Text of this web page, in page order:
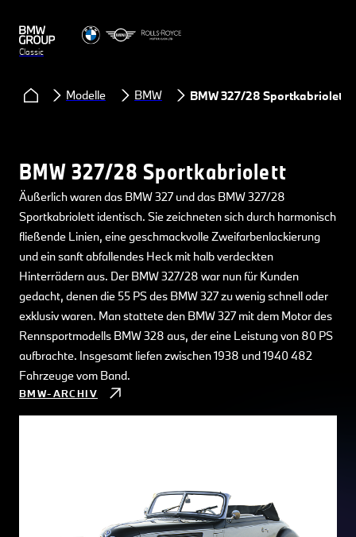
Classic
Modelle BMW BMW 327/28 Sportkabriolett
BMW 327/28 Sportkabriolett
Äußerlich waren das BMW 327 und das BMW 327/28
Sportkabriolett identisch. Sie zeichneten sich durch harmonisch
fließende Linien, eine geschmackvolle Zweifarbenlackierung
und ein sanft abfallendes Heck mit halb verdeckten
Hinterrädern aus. Der BMW 327/28 war nun für Kunden
gedacht, denen die 55 PS des BMW 327 zu wenig schnell oder
exklusiv waren. Man stattete den BMW 327 mit dem Motor des
Rennsportmodells BMW 328 aus, der eine Leistung von 80 PS
aufbrachte. Insgesamt liefen zwischen 1938 und 1940 482
Fahrzeuge vom Band.
BMW-ARCHIV